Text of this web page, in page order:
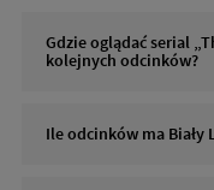
Gdzie oglądać serial
kolejnych odcinków?
Ile odcinków ma Biały